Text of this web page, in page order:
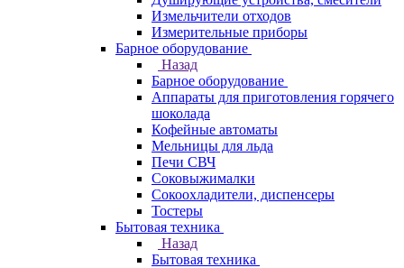
Измельчители отходов
Измерительные приборы
Барное оборудование
Назад
Барное оборудование
Аппараты для приготовления горячего
шоколада
Кофейные автоматы
Мельницы для льда
Печи СВЧ
Соковыжималки
Сокоохладители, диспенсеры
Тостеры
Бытовая техника
Назад
Бытовая техника